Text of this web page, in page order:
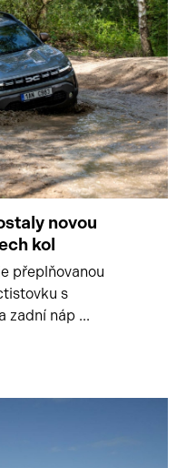
novou
kol
přeplňovanou
s
zadní náp ...